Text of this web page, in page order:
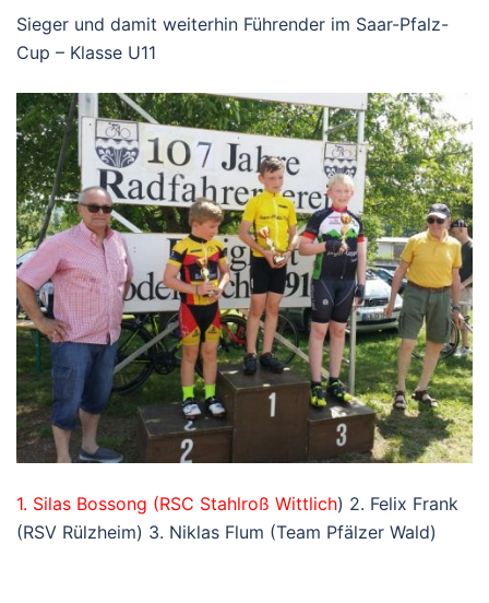
Sieger und damit weiterhin Führender im Saar-Pfalz-
Cup – Klasse U11
1. Silas Bossong (RSC Stahlroß Wittlich) 2. Felix Frank
(RSV Rülzheim) 3. Niklas Flum (Team Pfälzer Wald)